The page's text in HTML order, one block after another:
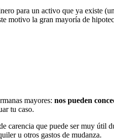
para un activo que ya
motivo la gran mayoría de
mayores: nos pueden
tu caso.
carencia que puede ser muy útil
u otros gastos de mudanza.